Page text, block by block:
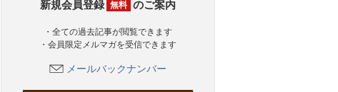
新規会員登録 無料 のご案内
・全ての過去記事が閲覧できます
・会員限定メルマガを受信できます
メールバックナンバー